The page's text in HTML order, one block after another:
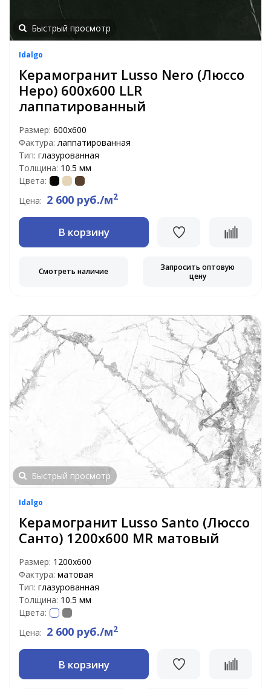
Быстрый просмотр
Idalgo
Керамогранит Lusso Nero (Люссо
Неро) 600х600 LLR
лаппатированный
Размер: 600х600
Фактура: лаппатированная
Тип: глазурованная
Толщина: 10.5 мм
Цвета:
Цена: 2 600 руб./м2
В корзину
Смотреть наличие
Запросить оптовую
цену
Быстрый просмотр
Idalgo
Керамогранит Lusso Santo (Люссо
Санто) 1200х600 MR матовый
Размер: 1200х600
Фактура: матовая
Тип: глазурованная
Толщина: 10.5 мм
Цвета:
Цена: 2 600 руб./м2
В корзину